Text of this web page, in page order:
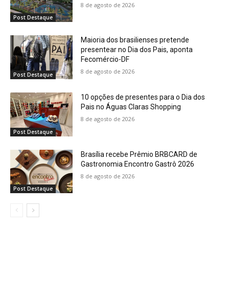
Post Destaque
8 de agosto de 2026
Post Destaque
Maioria dos brasilienses pretende
presentear no Dia dos Pais, aponta
Fecomércio-DF
8 de agosto de 2026
Post Destaque
10 opções de presentes para o Dia dos
Pais no Águas Claras Shopping
8 de agosto de 2026
Post Destaque
Brasília recebe Prêmio BRBCARD de
Gastronomia Encontro Gastrô 2026
8 de agosto de 2026